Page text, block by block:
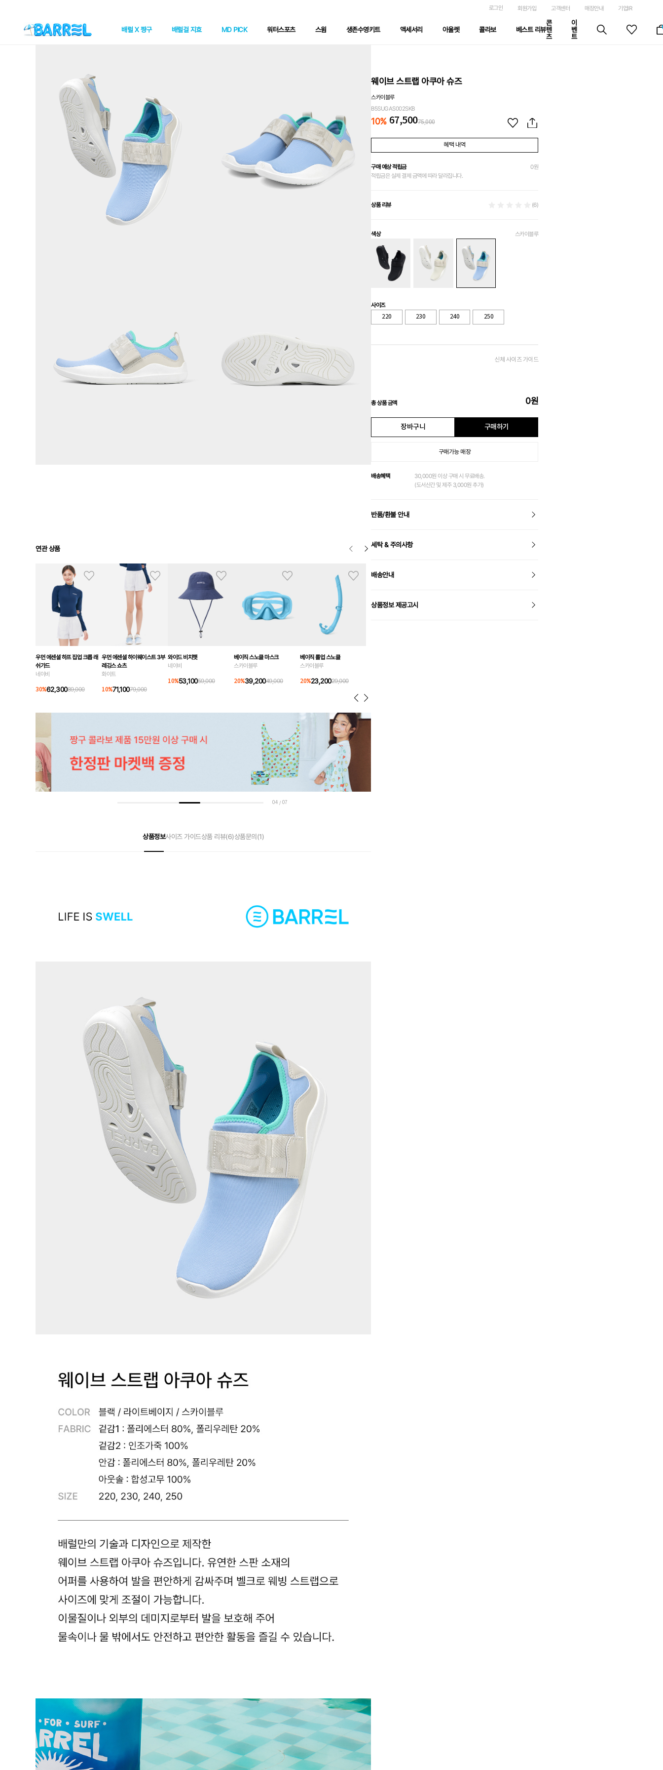
로그인 회원가입 고객센터 매장안내 기업IR
배럴 X 짱구 배럴걸 지효 MD PICK 워터스포츠 스윔 생존수영키트 액세서리 아울렛 콜라보 베스트 리뷰
콘
텐
츠
이
벤
트
연관 상품
우먼 에센셜 하프 집업 크롭 래
쉬가드
네이비
30%62,30089,000
우먼 에센셜 하이웨이스트 3부
레깅스 쇼츠
화이트
10%71,10079,000
와이드 비치햇
네이비
10%53,10059,000
베이직 스노클 마스크
스카이블루
20%39,20049,000
베이직 롤업 스노클
스카이블루
20%23,20029,000
04 / 07
상품정보사이즈 가이드상품 리뷰(6)상품문의 (1)
웨이브 스트랩 아쿠아 슈즈
스카이블루
B5SUGAS002SKB
10% 67,50075,000
혜택 내역
구매 예상 적립금
적립금은 실제 결제 금액에 따라 달라집니다.
0원
상품 리뷰 (6)
색상 스카이블루
사이즈
220 230 240 250
신체 사이즈 가이드
총 상품 금액 0원
장바구니 구매하기
구매가능 매장
배송혜택
30,000원 이상 구매 시 무료배송.
(도서산간 및 제주 3,000원 추가)
반품/환불 안내
세탁 & 주의사항
배송안내
상품정보 제공고시